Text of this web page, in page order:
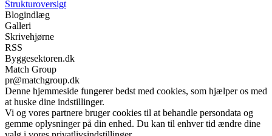
Strukturoversigt
Blogindlæg
Galleri
Skrivehjørne
RSS
Byggesektoren.dk
Match Group
pr@matchgroup.dk
Denne hjemmeside fungerer bedst med cookies, som hjælper os med
at huske dine indstillinger.
Vi og vores partnere bruger cookies til at behandle persondata og
gemme oplysninger på din enhed. Du kan til enhver tid ændre dine